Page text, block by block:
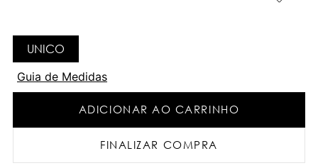
UNICO
Guia de Medidas
ADICIONAR AO CARRINHO
FINALIZAR COMPRA